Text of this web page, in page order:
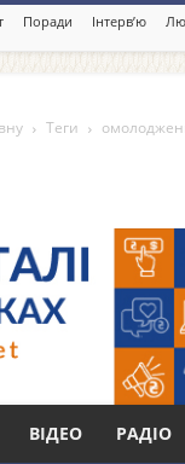
Поради Інтерв’ю
ВІДЕО РАДІО
Теги